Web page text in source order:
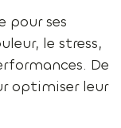
pour ses
le stress,
De
optimiser leur